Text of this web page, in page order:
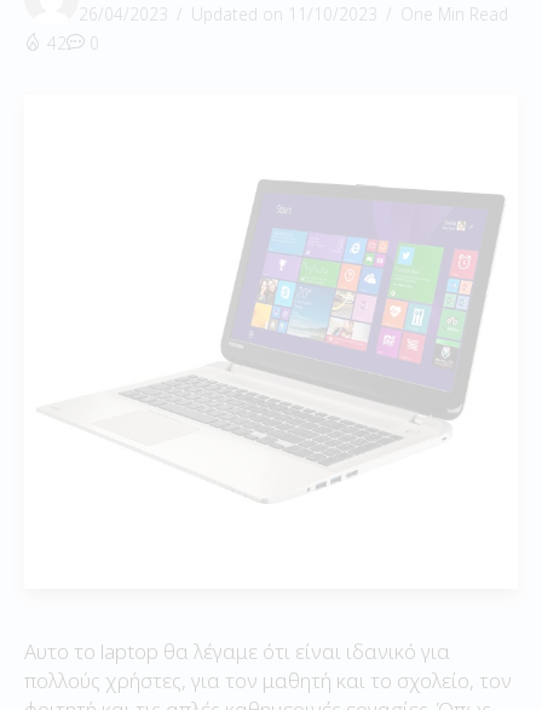
26/04/2023
Updated on 11/10/2023
One Min Read
42
0
Αυτο το laptop θα λέγαμε ότι είναι ιδανικό για
πολλούς χρήστες, για τον μαθητή και το σχολείο, τον